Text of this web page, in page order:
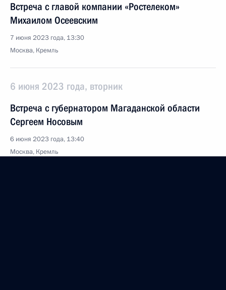
Встреча с главой компании «Ростелеком»
Михаилом Осеевским
7 июня 2023 года, 13:30
Москва, Кремль
6 июня 2023 года, вторник
Встреча с губернатором Магаданской области
Сергеем Носовым
6 июня 2023 года, 13:40
Москва, Кремль